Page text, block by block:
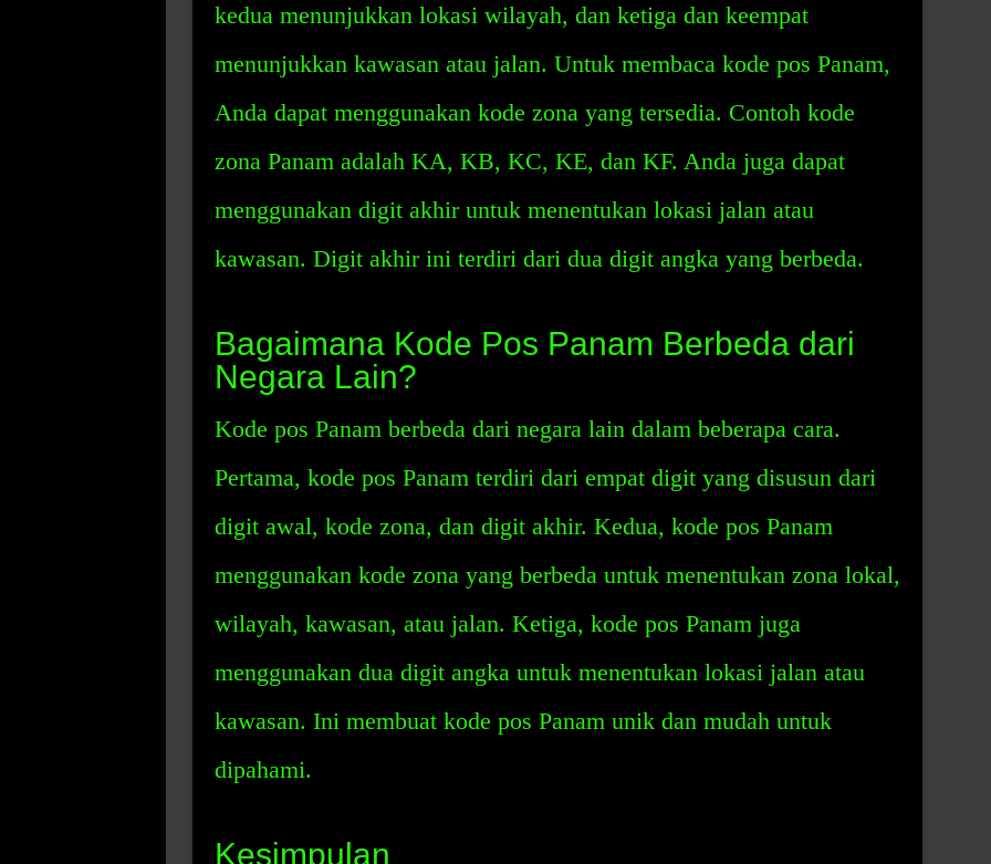
kedua menunjukkan lokasi wilayah, dan ketiga dan keempat
menunjukkan kawasan atau jalan. Untuk membaca kode pos Panam,
Anda dapat menggunakan kode zona yang tersedia. Contoh kode
zona Panam adalah KA, KB, KC, KE, dan KF. Anda juga dapat
menggunakan digit akhir untuk menentukan lokasi jalan atau
kawasan. Digit akhir ini terdiri dari dua digit angka yang berbeda.
Bagaimana Kode Pos Panam Berbeda dari
Negara Lain?
Kode pos Panam berbeda dari negara lain dalam beberapa cara.
Pertama, kode pos Panam terdiri dari empat digit yang disusun dari
digit awal, kode zona, dan digit akhir. Kedua, kode pos Panam
menggunakan kode zona yang berbeda untuk menentukan zona lokal,
wilayah, kawasan, atau jalan. Ketiga, kode pos Panam juga
menggunakan dua digit angka untuk menentukan lokasi jalan atau
kawasan. Ini membuat kode pos Panam unik dan mudah untuk
dipahami.
Kesimpulan